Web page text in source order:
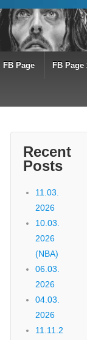
FB Page FB Page
Recent
Posts
11.03.
2026
10.03.
2026
(NBA)
06.03.
2026
04.03.
2026
11.11.2